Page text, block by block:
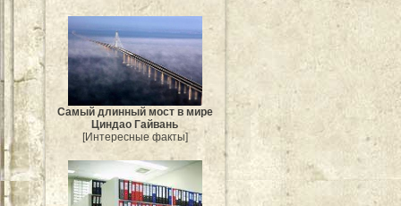
Самый длинный мост в мире
Циндао Гайвань
[Интересные факты]